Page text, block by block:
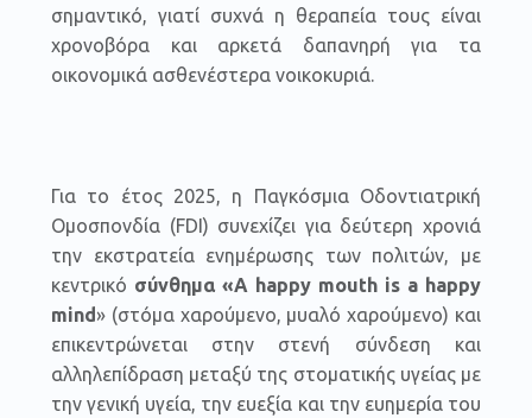
σημαντικό, γιατί συχνά η θεραπεία τους είναι
χρονοβόρα και αρκετά δαπανηρή για τα
οικονομικά ασθενέστερα νοικοκυριά.
Για το έτος 2025, η Παγκόσμια Οδοντιατρική
Ομοσπονδία (FDI) συνεχίζει για δεύτερη χρονιά
την εκστρατεία ενημέρωσης των πολιτών, με
κεντρικό σύνθημα «Α happy mouth is a happy
mind» (στόμα χαρούμενο, μυαλό χαρούμενο) και
επικεντρώνεται στην στενή σύνδεση και
αλληλεπίδραση μεταξύ της στοματικής υγείας με
την γενική υγεία, την ευεξία και την ευημερία του